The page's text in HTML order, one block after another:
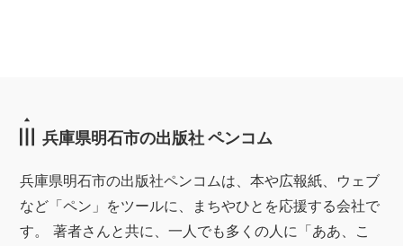
兵庫県明石市の出版社 ペンコム
兵庫県明石市の出版社ペンコムは、本や広報紙、ウェブ
など「ペン」をツールに、まちやひとを応援する会社で
す。 著者さんと共に、一人でも多くの人に「ああ、こ